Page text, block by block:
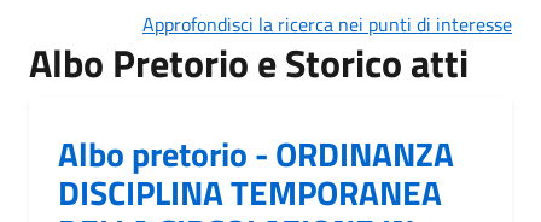
Approfondisci la ricerca nei punti di interesse
Albo Pretorio e Storico atti
Albo pretorio - ORDINANZA
DISCIPLINA TEMPORANEA